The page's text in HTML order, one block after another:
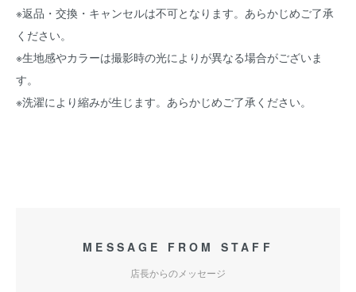
※返品・交換・キャンセルは不可となります。あらかじめご了承
ください。
※生地感やカラーは撮影時の光によりが異なる場合がございま
す。
※洗濯により縮みが生じます。あらかじめご了承ください。
MESSAGE FROM STAFF
店長からのメッセージ